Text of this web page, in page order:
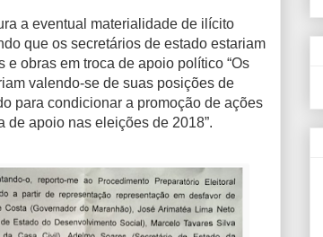
a eventual materialidade de ilícito
que os secretários de estado estariam
e obras em troca de apoio político “Os
valendo-se de suas posições de
para condicionar a promoção de ações
de apoio nas eleições de 2018”.